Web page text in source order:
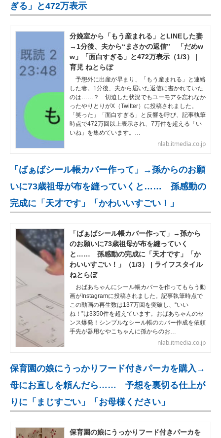
ぎる」と472万表示
分娩室から「もう産まれる」とLINEした妻
→1分後、夫から“まさかの返信” 「だめw
w」「面白すぎる」と472万表示（1/3） |
育児 ねとらぼ
予想外に出産が早まり、「もう産まれる」と連絡
した妻。1分後、夫から届いた返信に書かれていた
のは……？ 切迫した状況でもユーモアを忘れなか
ったやりとりがX（Twitter）に投稿されました。
「笑った」「面白すぎる」と反響を呼び、記事執筆
時点で472万回以上表示され、7万件を超える「い
いね」を集めています。…
nlab.itmedia.co.jp
「ばぁばシール帳カバー作って」→孫からのお願
いに73歳祖母が布を縫っていくと…… 孫感動の
完成に「天才です」「かわいいすごい！」
「ばぁばシール帳カバー作って」→孫から
のお願いに73歳祖母が布を縫っていく
と…… 孫感動の完成に「天才です」「か
わいいすごい！」（1/3） | ライフスタイル
ねとらぼ
おばあちゃんにシール帳カバーを作ってもらう動
画がInstagramに投稿されました。記事執筆時点で
この動画の再生数は137万回を突破し、“いい
ね！”は3350件を超えています。おばあちゃんのセ
ンス爆発！シンプルなシール帳のカバー作成を依頼
手先が器用なやこちゃんに孫からのお…
nlab.itmedia.co.jp
保育園の娘にうっかりフード付きパーカを購入→
母にお直しを頼んだら…… 予想を裏切る仕上が
りに「まじすごい」「お母様ください」
保育園の娘にうっかりフード付きパーカを